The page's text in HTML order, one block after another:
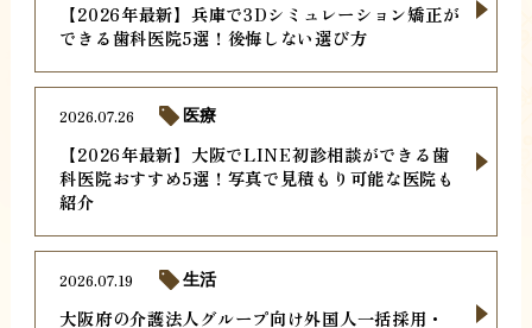
【2026年最新】兵庫で3Dシミュレーション矯正が
できる歯科医院5選！後悔しない選び方
【2026年最新】大阪でLINE初診相談ができる歯
科医院おすすめ5選！写真で見積もり可能な医院も
紹介
2026.07.26 医療
大阪府の介護法人グループ向け外国人一括採用・
2026.07.19 生活